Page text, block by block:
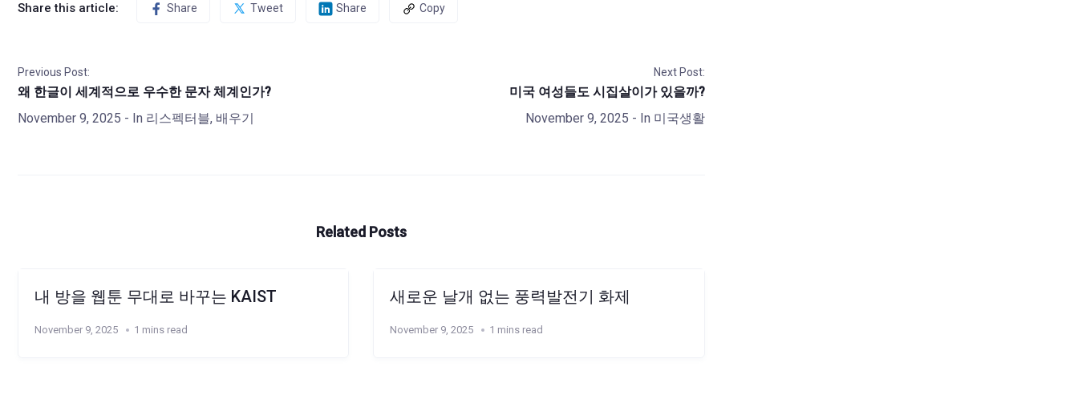
Share this article: Share Tweet Share Copy
Previous Post:
왜 한글이 세계적으로 우수한 문자 체계인가?
November 9, 2025 - In 리스펙터블, 배우기
Next Post:
미국 여성들도 시집살이가 있을까?
November 9, 2025 - In 미국생활
Related Posts
내 방을 웹툰 무대로 바꾸는 KAIST
November 9, 2025 1 mins read
새로운 날개 없는 풍력발전기 화제
November 9, 2025 1 mins read